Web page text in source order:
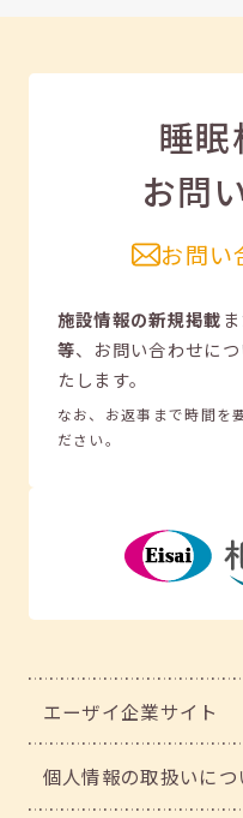
睡眠
お問
お問い
施設情報の新規掲載
等、 お問い合わせに
たします。
なお、お返事まで時間を
ださい。
エーザイ企業サイト
個人情報の取扱いにつ